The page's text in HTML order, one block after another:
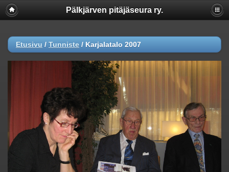
Pälkjärven pitäjäseura ry.
Etusivu / Tunniste / Karjalatalo 2007